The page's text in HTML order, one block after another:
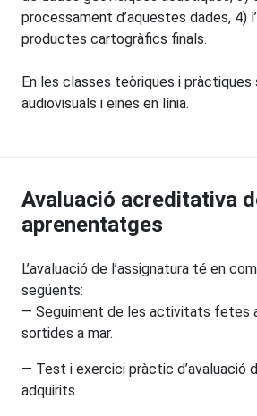
processament d’aquestes dades, 4)
productes cartogràfics finals.
En les classes teòriques i pràctiques
audiovisuals i eines en línia.
Avaluació acreditativa
aprenentatges
L’avaluació de l’assignatura té en
següents:
— Seguiment de les activitats fetes a
sortides a mar.
— Test i exercici pràctic d’avaluació
adquirits.